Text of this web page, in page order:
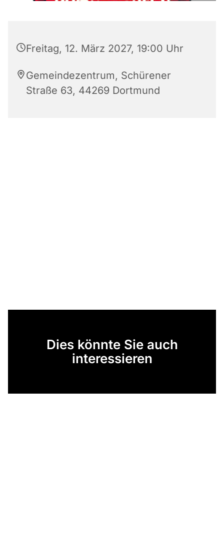
Freitag, 12. März 2027, 19:00 Uhr
Gemeindezentrum, Schürener
Straße 63, 44269 Dortmund
Dies könnte Sie auch
interessieren